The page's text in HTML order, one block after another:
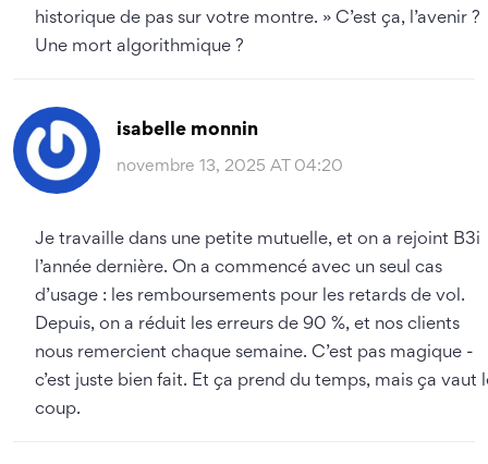
historique de pas sur votre montre. » C’est ça, l’avenir ?
Une mort algorithmique ?
isabelle monnin
novembre 13, 2025 AT 04:20
Je travaille dans une petite mutuelle, et on a rejoint B3i
l’année dernière. On a commencé avec un seul cas
d’usage : les remboursements pour les retards de vol.
Depuis, on a réduit les erreurs de 90 %, et nos clients
nous remercient chaque semaine. C’est pas magique -
c’est juste bien fait. Et ça prend du temps, mais ça vaut
coup.